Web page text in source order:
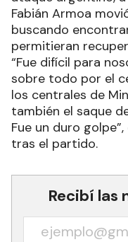
Fabián Armoa
buscando
permitieran
“Fue difícil para
sobre todo por el
los centrales de
también el saque
Fue un duro
tras el partido.
Recibí las